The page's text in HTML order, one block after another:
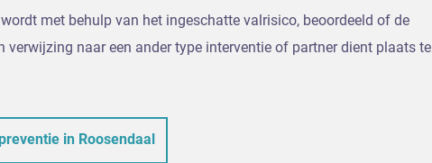
met behulp van het ingeschatte valrisico, beoordeeld of de
verwijzing naar een ander type interventie of partner dient plaats te
in Roosendaal